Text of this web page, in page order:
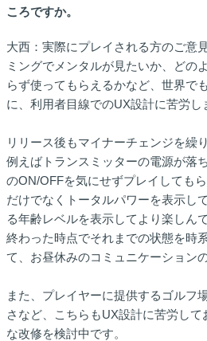
ころですか。
大西：実際にプレイされる方のご意
ミングでメンタルが見たいか、どの
らず使ってもらえるかなど、世界で
に、利用者目線でのUX設計に苦労し
リリース後もマイナーチェンジを繰
例えばトランスミッターの電源が落
のON/OFFを気にせずプレイしても
だけでなくトータルパワーを表示し
る年齢レベルを表示してより楽しん
終わった時点でそれまでの状態を時
て、お昼休みのコミュニケーション
また、プレイヤーに提供するゴルフ
さなど、こちらもUX設計に苦労し
な改修を検討中です。